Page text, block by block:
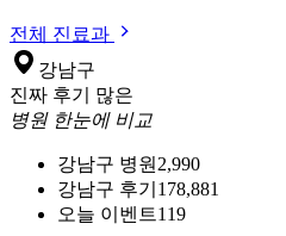
전체 진료과
강남구
진짜 후기 많은
병원 한눈에 비교
강남구 병원 2,990
강남구 후기 178,881
오늘 이벤트119